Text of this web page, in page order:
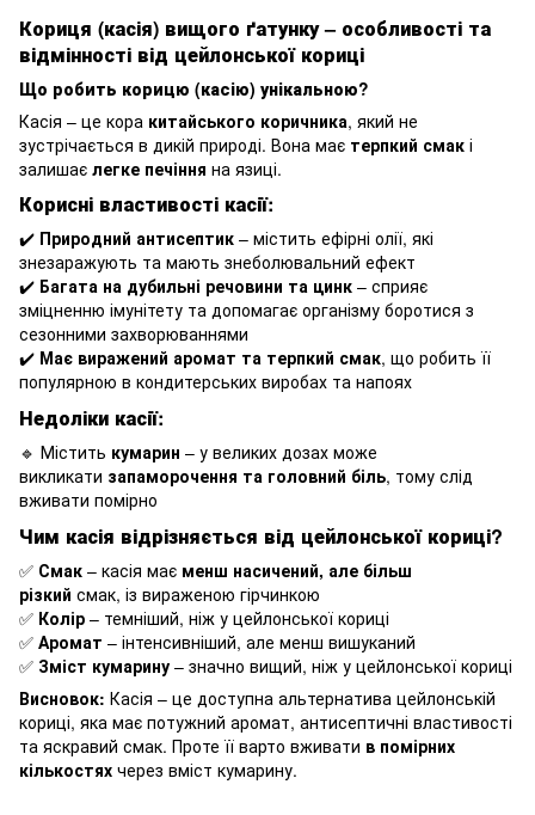
Кориця (касія) вищого ґатунку – особливості та
відмінності від цейлонської кориці
Що робить корицю (касію) унікальною?
Касія – це кора китайського коричника, який не
зустрічається в дикій природі. Вона має терпкий смак і
залишає легке печіння на язиці.
Корисні властивості касії:
✔️ Природний антисептик – містить ефірні олії, які
знезаражують та мають знеболювальний ефект
✔️ Багата на дубильні речовини та цинк – сприяє
зміцненню імунітету та допомагає організму боротися з
сезонними захворюваннями
✔️ Має виражений аромат та терпкий смак, що робить її
популярною в кондитерських виробах та напоях
Недоліки касії:
🔹 Містить кумарин – у великих дозах може
викликати запаморочення та головний біль, тому слід
вживати помірно
Чим касія відрізняється від цейлонської кориці?
✅ Смак – касія має менш насичений, але більш
різкий смак, із вираженою гірчинкою
✅ Колір – темніший, ніж у цейлонської кориці
✅ Аромат – інтенсивніший, але менш вишуканий
✅ Зміст кумарину – значно вищий, ніж у цейлонської кориці
Висновок: Касія – це доступна альтернатива цейлонській
кориці, яка має потужний аромат, антисептичні властивості
та яскравий смак. Проте її варто вживати в помірних
кількостях через вміст кумарину.